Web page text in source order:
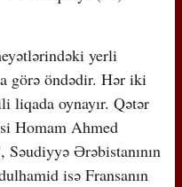
yerli
görə öndədir. Hər iki
liqada oynayır. Qətər
Homam Ahmed
Ərəbistanının
isə Fransanın